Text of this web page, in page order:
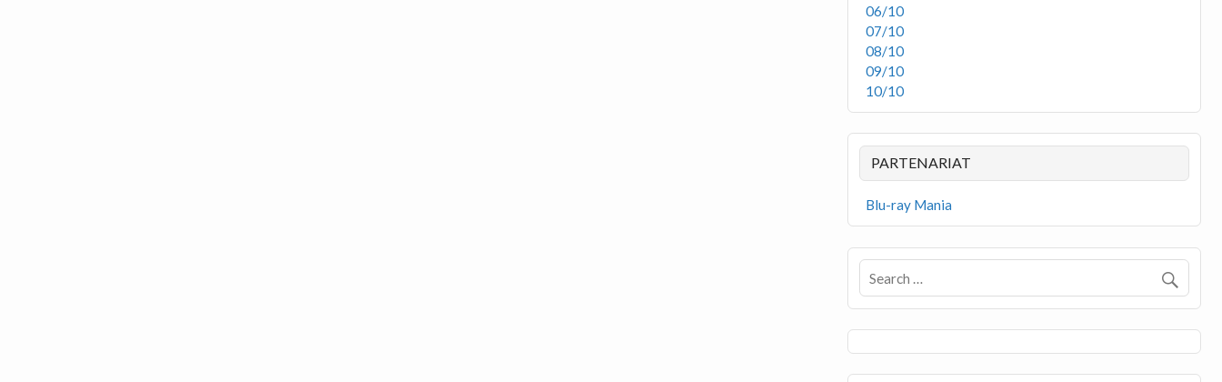
06/10
07/10
08/10
09/10
10/10
PARTENARIAT
Blu-ray Mania